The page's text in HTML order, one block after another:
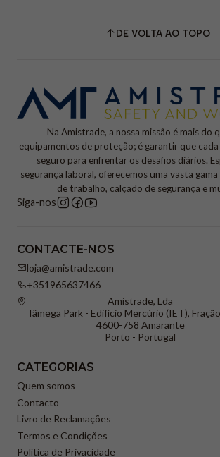
DE VOLTA AO TOPO
Na Amistrade, a nossa missão é mais do
equipamentos de proteção; é garantir que
seguro para enfrentar os desafios diários.
segurança laboral, oferecemos uma vasta
de trabalho, calçado de segurança e
Siga-nos
CONTACTE-NOS
loja@amistrade.com
+351965637466
Amistrade, Lda
Tâmega Park - Edifício Mercúrio (IET),
4600-758 Amarante
Porto - Portugal
CATEGORIAS
Quem somos
Contacto
Livro de Reclamações
Termos e Condições
Política de Privacidade